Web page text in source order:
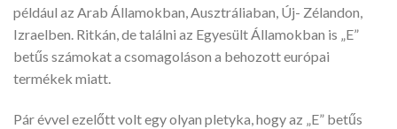
például az Arab Államokban, Ausztráliaban, Új- Zélandon,
Izraelben. Ritkán, de találni az Egyesült Államokban is „E”
betűs számokat a csomagoláson a behozott európai
termékek miatt.
Pár évvel ezelőtt volt egy olyan pletyka, hogy az „E” betűs